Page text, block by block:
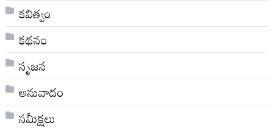
కవిత్వం
కథనం
సృజన
అనువాదం
సమీక్షలు